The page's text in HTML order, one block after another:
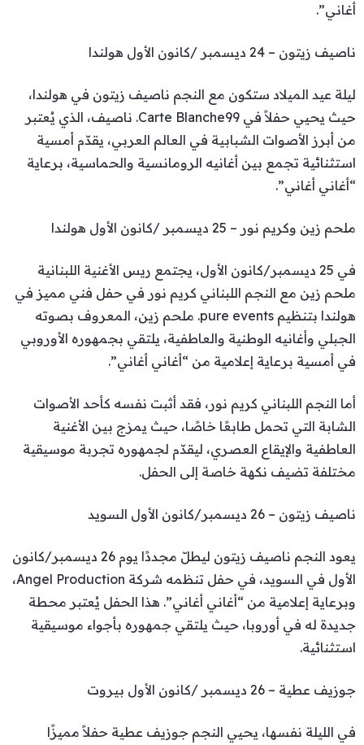
أغاني”.
ناصيف زيتون – 24 ديسمبر /كانون الأول هولندا
ليلة عيد الميلاد ستكون مع النجم ناصيف زيتون في هولندا،
حيث يحيي حفلاً في Carte Blanche99. ناصيف، الذي يُعتبر
من أبرز الأصوات الشبابية في العالم العربي، يقدّم أمسية
استثنائية تجمع بين أغانيه الرومانسية والحماسية، برعاية
“أغاني أغاني”.
ملحم زين وكريم نور – 25 ديسمبر /كانون الأول هولندا
في 25 ديسمبر/كانون الأول، يجتمع ريس الأغنية اللبنانية
ملحم زين مع النجم اللبناني كريم نور في حفل فني مميز في
هولندا بتنظيم pure events. ملحم زين، المعروف بصوته
الجبلي وأغانيه الوطنية والعاطفية، يلتقي بجمهوره الأوروبي
في أمسية برعاية إعلامية من “أغاني أغاني”.
أما النجم اللبناني كريم نور، فقد أثبت نفسه كأحد الأصوات
الشابة التي تحمل طابعًا خاصًا، حيث يمزج بين الأغنية
العاطفية والإيقاع العصري، ليقدّم لجمهوره تجربة موسيقية
مختلفة تضيف نكهة خاصة إلى الحفل.
ناصيف زيتون – 26 ديسمبر/كانون الأول السويد
يعود النجم ناصيف زيتون ليطلّ مجددًا يوم 26 ديسمبر/كانون
الأول في السويد، في حفل تنظمه شركة Angel Production،
وبرعاية إعلامية من “أغاني أغاني”. هذا الحفل يُعتبر محطة
جديدة له في أوروبا، حيث يلتقي جمهوره بأجواء موسيقية
استثنائية.
جوزيف عطية – 26 ديسمبر /كانون الأول بيروت
في الليلة نفسها، يحيي النجم جوزيف عطية حفلاً مميزًا